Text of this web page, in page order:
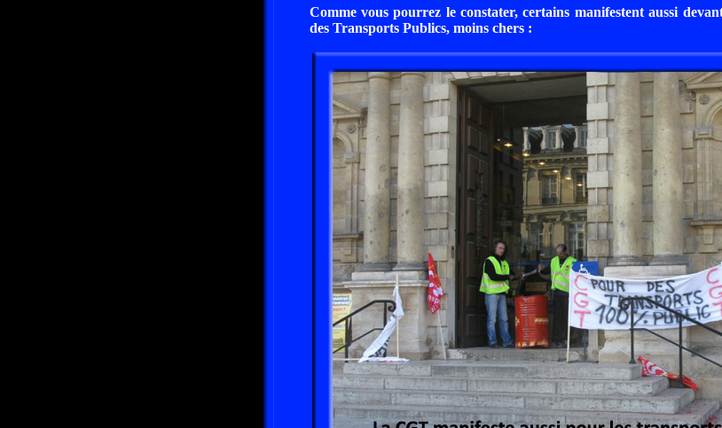
Comme vous pourrez le constater, certains manifestent aussi
des Transports Publics, moins chers :